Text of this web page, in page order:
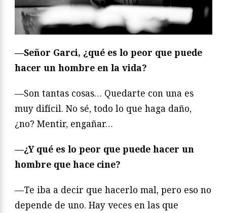
—Señor Garci, ¿qué es lo peor que puede
hacer un hombre en la vida?
—Son tantas cosas… Quedarte con una es
muy difícil. No sé, todo lo que haga daño,
¿no? Mentir, engañar…
—¿Y qué es lo peor que puede hacer un
hombre que hace cine?
—Te iba a decir que hacerlo mal, pero eso no
depende de uno. Hay veces en las que